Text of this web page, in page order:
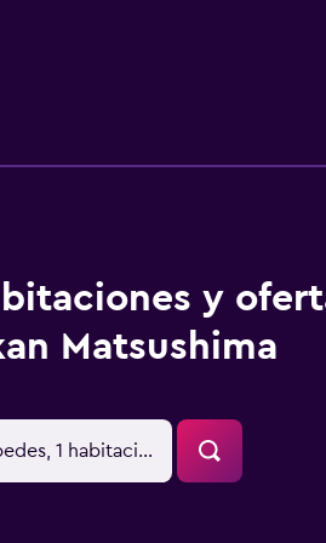
y
Matsushima
1 habitación